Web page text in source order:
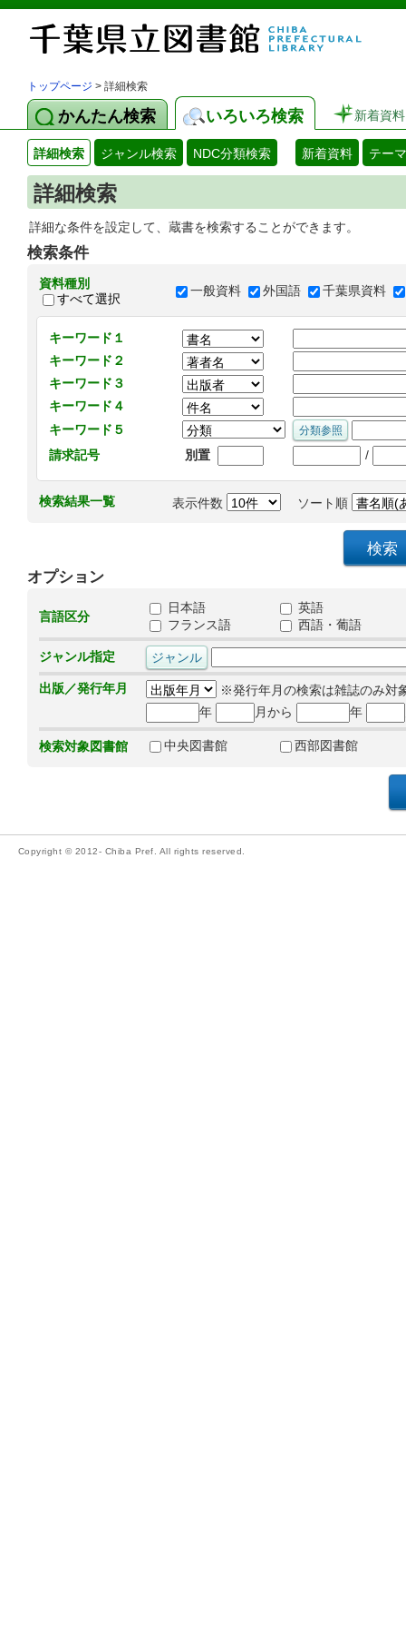
トップページ > 詳細検索
かんたん検索 いろいろ検索 新着資料
詳細検索 ジャンル検索 NDC分類検索 新着資料 テー
詳細検索
詳細な条件を設定して、蔵書を検索することができます。
検索条件
資料種別
すべて選択
一般資料 外国語 千葉県資料
キーワード１
キーワード２
キーワード３
キーワード４
キーワード５
請求記号
別置 /
検索結果一覧 表示件数 ソート順
オプション
言語区分
日本語
英語
フランス語
西語・葡語
ジャンル指定
出版／発行年月
※発行年月の検索は雑誌のみ対
年
月から 年
検索対象図書館 中央図書館 西部図書館
Copyright © 2012- Chiba Pref. All rights reserved.